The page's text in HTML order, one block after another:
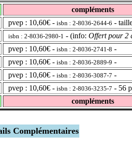
compléments
pvep : 10,60€ - isbn : 2-8036-2644-6 -
isbn : 2-8036-2980-1 - (info: Offert pour 2
pvep : 10,60€ - isbn : 2-8036-2741-8 -
pvep : 10,60€ - isbn : 2-8036-2889-9 -
pvep : 10,60€ - isbn : 2-8036-3087-7 -
pvep : 10,60€ - isbn : 2-8036-3235-7 - 56
compléments
Complémentaires